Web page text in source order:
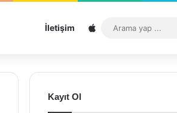
İletişim Sitemap
Kayıt Ol